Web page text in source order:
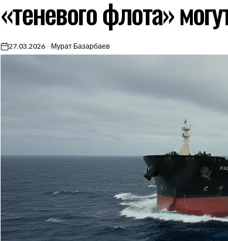
«теневого флота»
on27.03.2026 Мурат Базарбаев